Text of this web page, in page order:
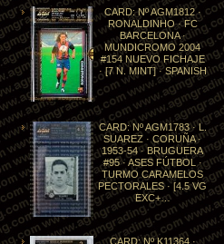
CARD: Nº AGM1812 ·
RONALDINHO · FC
BARCELONA ·
MUNDICROMO 2004
#154 NUEVO FICHAJE
· [7 N. MINT] · SPANISH
CARD: Nº AGM1783 · L.
SUAREZ · CORUÑA ·
1953-54 · BRUGUERA
#95 · ASES FÚTBOL ·
TURMO CARAMELOS
PECTORALES · [4.5 VG
EXC+…
CARD: Nº K11364 ·